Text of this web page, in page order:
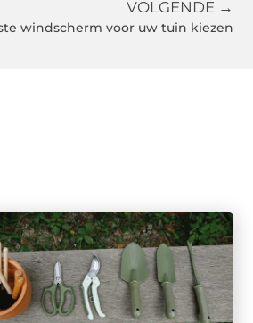
VOLGENDE →
windscherm voor uw tuin kiezen